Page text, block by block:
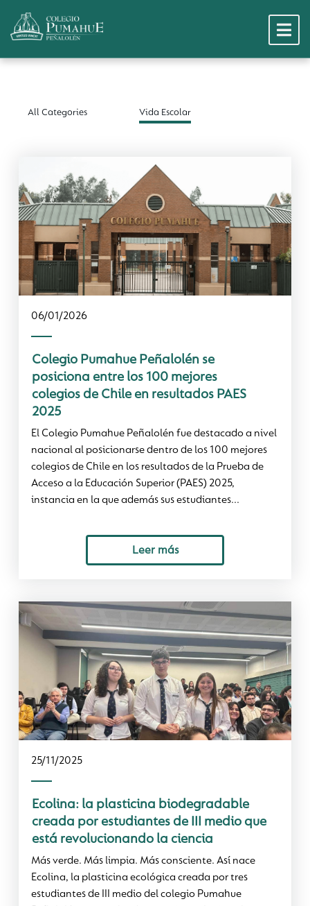
All Categories Vida Escolar
06/01/2026
Colegio Pumahue Peñalolén se
posiciona entre los 100 mejores
colegios de Chile en resultados PAES
2025
El Colegio Pumahue Peñalolén fue destacado a nivel
nacional al posicionarse dentro de los 100 mejores
colegios de Chile en los resultados de la Prueba de
Acceso a la Educación Superior (PAES) 2025,
instancia en la que además sus estudiantes...
Leer más
25/11/2025
Ecolina: la plasticina biodegradable
creada por estudiantes de III medio que
está revolucionando la ciencia
Más verde. Más limpia. Más consciente. Así nace
Ecolina, la plasticina ecológica creada por tres
estudiantes de III medio del colegio Pumahue